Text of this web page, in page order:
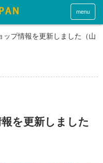
menu
ップ情報を更新しました（山
を更新しました